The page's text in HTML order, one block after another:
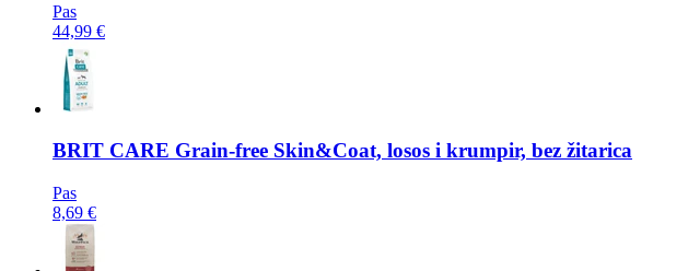
Pas
44,99 €
BRIT CARE Grain-free Skin&Coat, losos i krumpir, bez žitarica
Pas
8,69 €